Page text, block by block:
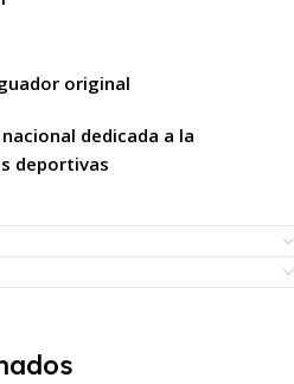
original
dedicada a la
deportivas